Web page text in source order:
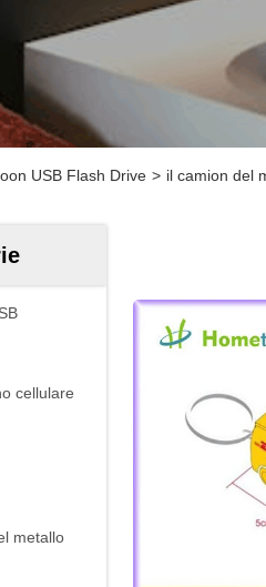
USB Flash Drive > il camion del
cellulare
metallo